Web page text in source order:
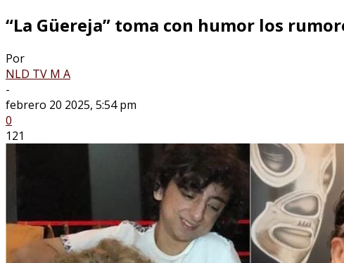
“La Güereja” toma con humor los
Por
NLD TV M A
-
febrero 20 2025, 5:54 pm
0
121